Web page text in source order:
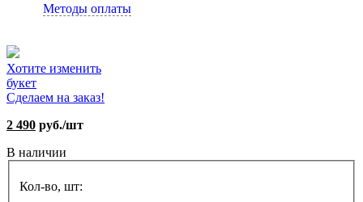
Методы оплаты
Хотите изменить
букет
Сделаем на заказ!
2 490 руб./шт
В наличии
Кол-во, шт: